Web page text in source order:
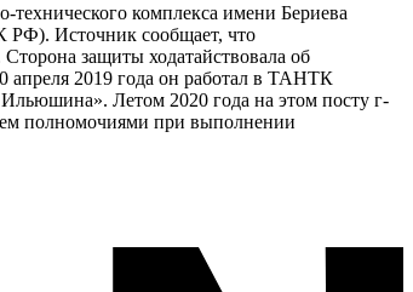
комплекса имени Бериева
РФ). Источник сообщает, что
защиты ходатайствовала об
апреля 2019 года он работал в ТАНТК
Летом 2020 года на этом посту г-
полномочиями при выполнении